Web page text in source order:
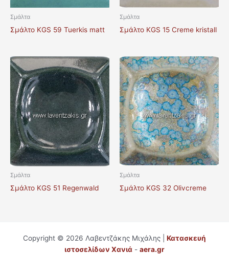
Σμάλτα
Σμάλτο KGS 59 Tuerkis matt
Σμάλτα
Σμάλτο KGS 15 Creme kristall
Σμάλτα
Σμάλτο KGS 51 Regenwald
Σμάλτα
Σμάλτο KGS 32 Olivcreme
Copyright © 2026 Λαβεντζάκης Μιχάλης | Κατασκευή
ιστοσελίδων Χανιά - aera.gr